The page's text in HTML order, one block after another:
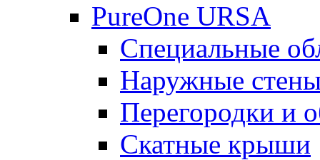
PureOne URSA
Специальные
Наружные
Перегородки и
Скатные крыши